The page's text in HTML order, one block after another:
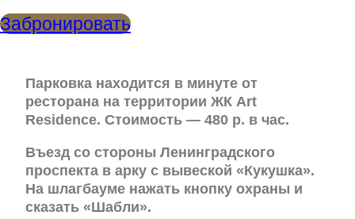
Забронировать
Парковка находится в минуте от
ресторана на территории ЖК Art
Residence. Стоимость — 480 р. в час.
Въезд со стороны Ленинградского
проспекта в арку с вывеской «Кукушка».
На шлагбауме нажать кнопку охраны и
сказать «Шабли».